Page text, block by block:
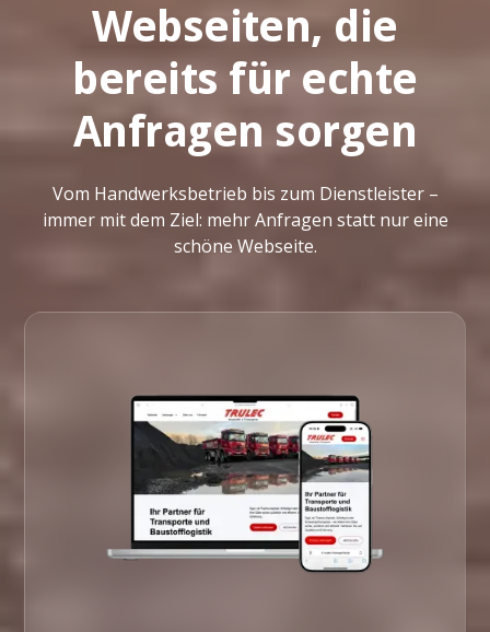
Webseiten, die
bereits für echte
Anfragen sorgen
Vom Handwerksbetrieb bis zum Dienstleister –
immer mit dem Ziel: mehr Anfragen statt nur eine
schöne Webseite.